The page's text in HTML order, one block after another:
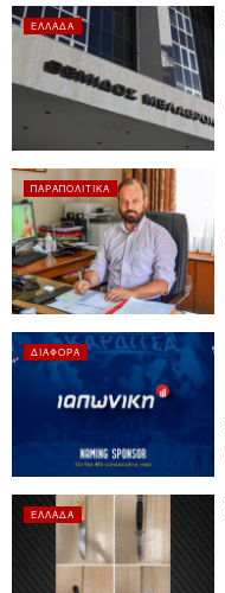
ΕΛΛΆΔΑ
ΠΑΡΑΠΟΛΙΤΙΚΆ
ΔΙΆΦΟΡΑ
ΕΛΛΆΔΑ